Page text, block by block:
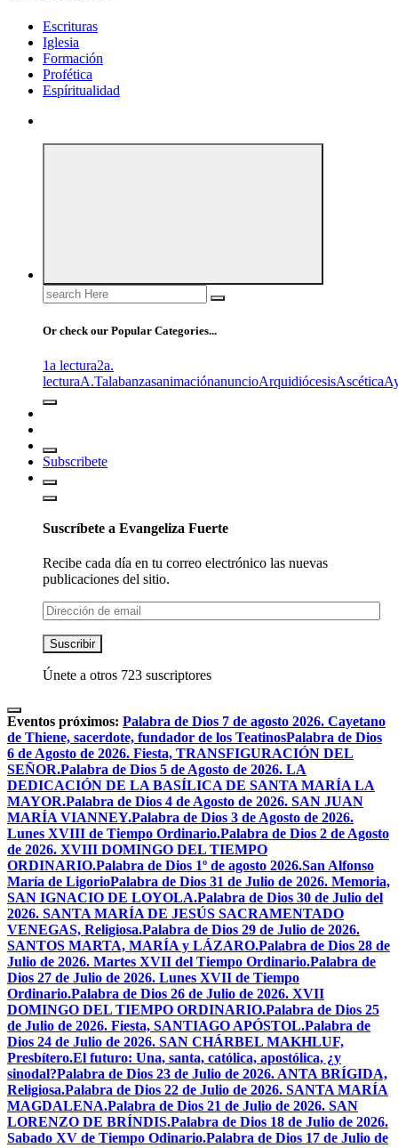
Escrituras
Iglesia
Formación
Profética
Espíritualidad
Search
for:
Or check our Popular Categories...
1a lectura2a.
lecturaA.TalabanzasanimaciónanuncioArquidiócesisAscética
Subscribete
Suscríbete a Evangeliza Fuerte
Recibe cada día en tu correo electrónico las nuevas
publicaciones del sitio.
Dirección
de
email
Suscribir
Únete a otros 723 suscriptores
Eventos próximos: Palabra de Dios 7 de agosto 2026. Cayetano
de Thiene, sacerdote, fundador de los TeatinosPalabra de Dios
6 de Agosto de 2026. Fiesta, TRANSFIGURACIÓN DEL
SEÑOR.Palabra de Dios 5 de Agosto de 2026. LA
DEDICACIÓN DE LA BASÍLICA DE SANTA MARÍA LA
MAYOR.Palabra de Dios 4 de Agosto de 2026. SAN JUAN
MARÍA VIANNEY.Palabra de Dios 3 de Agosto de 2026.
Lunes XVIII de Tiempo Ordinario.Palabra de Dios 2 de Agosto
de 2026. XVIII DOMINGO DEL TIEMPO
ORDINARIO.Palabra de Dios 1º de agosto 2026.San Alfonso
María de LigorioPalabra de Dios 31 de Julio de 2026. Memoria,
SAN IGNACIO DE LOYOLA.Palabra de Dios 30 de Julio del
2026. SANTA MARÍA DE JESÚS SACRAMENTADO
VENEGAS, Religiosa.Palabra de Dios 29 de Julio de 2026.
SANTOS MARTA, MARÍA y LÁZARO.Palabra de Dios 28 de
Julio de 2026. Martes XVII del Tiempo Ordinario.Palabra de
Dios 27 de Julio de 2026. Lunes XVII de Tiempo
Ordinario.Palabra de Dios 26 de Julio de 2026. XVII
DOMINGO DEL TIEMPO ORDINARIO.Palabra de Dios 25
de Julio de 2026. Fiesta, SANTIAGO APÓSTOL.Palabra de
Dios 24 de Julio de 2026. SAN CHÁRBEL MAKHLUF,
Presbítero.El futuro: Una, santa, católica, apostólica, ¿y
sinodal?Palabra de Dios 23 de Julio de 2026. ANTA BRÍGIDA,
Religiosa.Palabra de Dios 22 de Julio de 2026. SANTA MARÍA
MAGDALENA.Palabra de Dios 21 de Julio de 2026. SAN
LORENZO DE BRÍNDIS.Palabra de Dios 18 de Julio de 2026.
Sabado XV de Tiempo Odinario.Palabra de Dios 17 de Julio de